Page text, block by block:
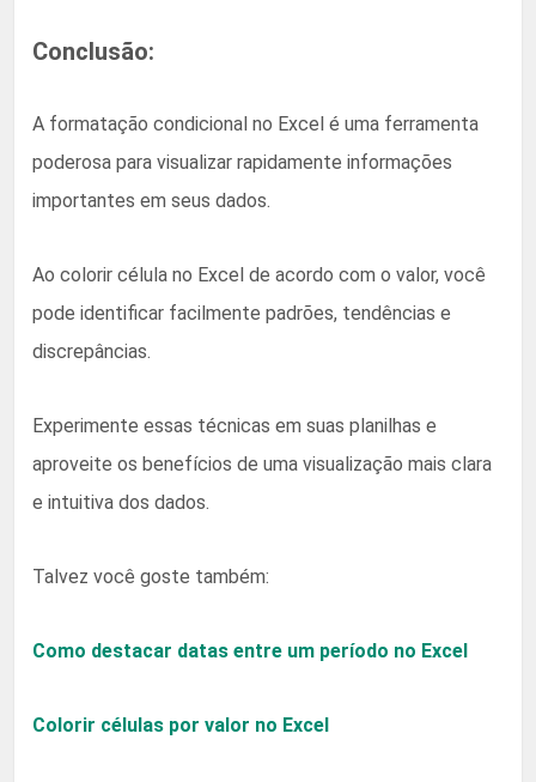
Conclusão:
A formatação condicional no Excel é uma ferramenta
poderosa para visualizar rapidamente informações
importantes em seus dados.
Ao colorir célula no Excel de acordo com o valor, você
pode identificar facilmente padrões, tendências e
discrepâncias.
Experimente essas técnicas em suas planilhas e
aproveite os benefícios de uma visualização mais clara
e intuitiva dos dados.
Talvez você goste também:
Como destacar datas entre um período no Excel
Colorir células por valor no Excel